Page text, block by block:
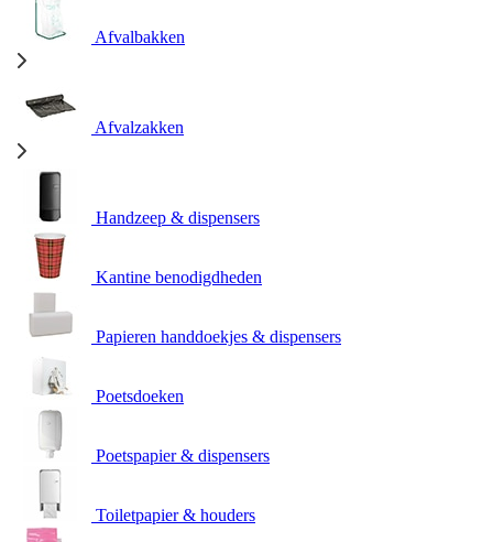
Afvalbakken
Afvalzakken
Handzeep & dispensers
Kantine benodigdheden
Papieren handdoekjes & dispensers
Poetsdoeken
Poetspapier & dispensers
Toiletpapier & houders